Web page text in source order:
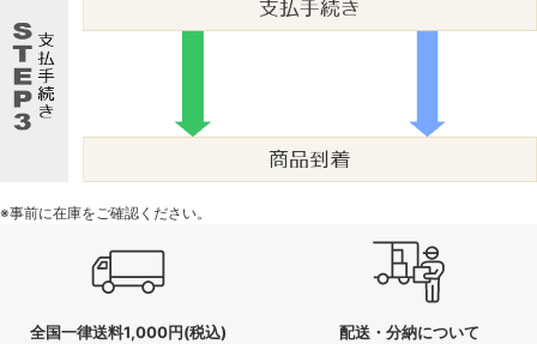
※事前に在庫をご確認ください。
全国一律送料1,000円(税込) 配送・分納について